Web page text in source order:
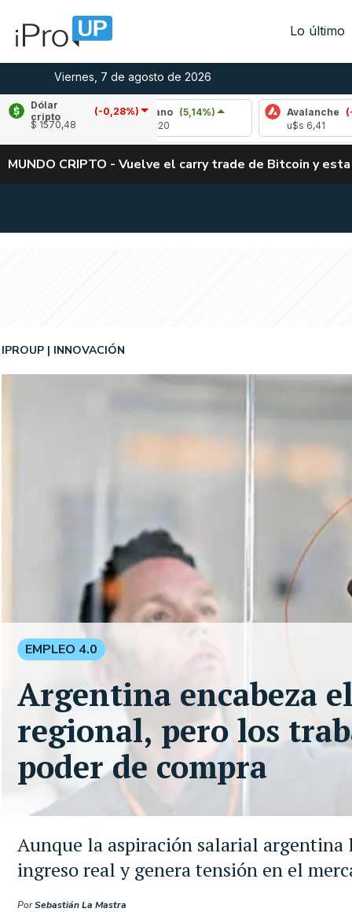
Lo último
Viernes, 7 de agosto de 2026
Dólar
cripto
(-0,28%)
$ 1570,48
Cardano (5,14%)
Avalanche (-3,74%)
MUNDO CRIPTO - Vuelve el carry trade de Bitcoin y
Aunque la aspiración salarial
ingreso real y genera tensión en el
IPROUP INNOVACIÓN
PorSebastián La Mastra
EMPLEO 4.0
Argentina encabeza
regional, pero los
poder de compra